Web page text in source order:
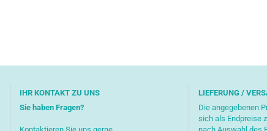
IHR KONTAKT ZU UNS
Sie haben Fragen?
LIEFERUNG /
Die angegebenen
sich als Endpreise